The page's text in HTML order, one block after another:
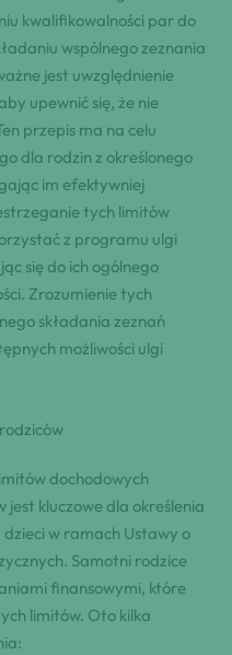
kwalifikowalności par do
wspólnego zeznania
jest uwzględnienie
upewnić się, że nie
przepis ma na celu
dla rodzin z określonego
im efektywniej
tych limitów
z programu ulgi
się do ich ogólnego
Zrozumienie tych
składania zeznań
możliwości ulgi
dochodowych
kluczowe dla określenia
w ramach Ustawy o
Samotni rodzice
finansowymi, które
limitów. Oto kilka